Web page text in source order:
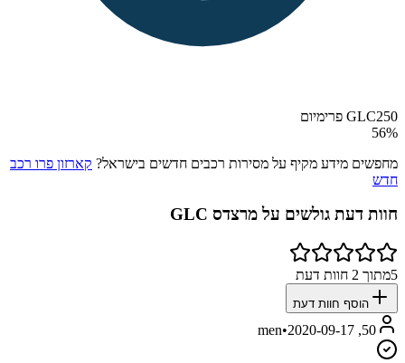
GLC250 פרימיום
56%
מחפשים מידע מקיף על מסירות רכבים חדשים בישראל? קארזון פרו רכב
חדש
חוות דעת גולשים על מרצדס GLC
5מתוך 2 חוות דעת
הוסף חוות דעת
50, men
•2020-09-17